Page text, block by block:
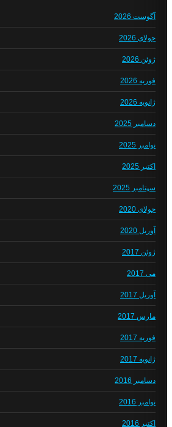
آگوست 2026
جولای 2026
ژوئن 2026
فوریه 2026
ژانویه 2026
دسامبر 2025
نوامبر 2025
اکتبر 2025
سپتامبر 2025
جولای 2020
آوریل 2020
ژوئن 2017
می 2017
آوریل 2017
مارس 2017
فوریه 2017
ژانویه 2017
دسامبر 2016
نوامبر 2016
اکتبر 2016